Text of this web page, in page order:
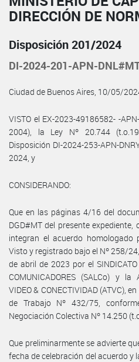
DIRECCIÓN DE
Disposición 201/2024
DI-2024-201-APN-
Ciudad de Buenos Aires, 10/05/
VISTO el EX-2023-49186582- -
2004), la Ley Nº 20.744
Disposición DI-2024-253-APN-
2024, y
CONSIDERANDO:
Que en las páginas 4/16 del
DGD#MT del presente
integran el acuerdo
Visto y registrado bajo el Nº 258/
de abril de 2023 por el SINDICATO
COMUNICADORES (SALCo) y la
VIDEO & CONECTIVIDAD (ATVC),
de Trabajo Nº 432/75,
Negociación Colectiva Nº 14.250
Que preliminarmente se advierte
fecha de celebración del acuerdo y